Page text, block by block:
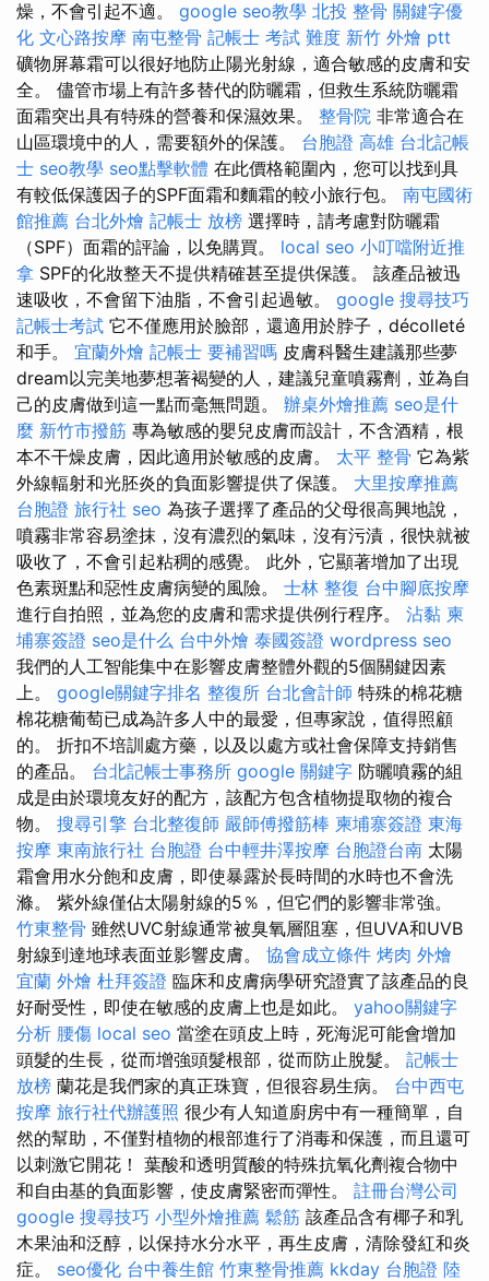
燥，不會引起不適。 google seo教學 北投 整骨 關鍵字優
化 文心路按摩 南屯整骨 記帳士 考試 難度 新竹 外燴 ptt
礦物屏幕霜可以很好地防止陽光射線，適合敏感的皮膚和安
全。 儘管市場上有許多替代的防曬霜，但救生系統防曬霜
面霜突出具有特殊的營養和保濕效果。 整骨院 非常適合在
山區環境中的人，需要額外的保護。 台胞證 高雄 台北記帳
士 seo教學 seo點擊軟體 在此價格範圍內，您可以找到具
有較低保護因子的SPF面霜和麵霜的較小旅行包。 南屯國術
館推薦 台北外燴 記帳士 放榜 選擇時，請考慮對防曬霜
（SPF）面霜的評論，以免購買。 local seo 小叮噹附近推
拿 SPF的化妝整天不提供精確甚至提供保護。 該產品被迅
速吸收，不會留下油脂，不會引起過敏。 google 搜尋技巧
記帳士考試 它不僅應用於臉部，還適用於脖子，décolleté
和手。 宜蘭外燴 記帳士 要補習嗎 皮膚科醫生建議那些夢
dream以完美地夢想著褐變的人，建議兒童噴霧劑，並為自
己的皮膚做到這一點而毫無問題。 辦桌外燴推薦 seo是什
麼 新竹市撥筋 專為敏感的嬰兒皮膚而設計，不含酒精，根
本不干燥皮膚，因此適用於敏感的皮膚。 太平 整骨 它為紫
外線輻射和光胚炎的負面影響提供了保護。 大里按摩推薦
台胞證 旅行社 seo 為孩子選擇了產品的父母很高興地說，
噴霧非常容易塗抹，沒有濃烈的氣味，沒有污漬，很快就被
吸收了，不會引起粘稠的感覺。 此外，它顯著增加了出現
色素斑點和惡性皮膚病變的風險。 士林 整復 台中腳底按摩
進行自拍照，並為您的皮膚和需求提供例行程序。 沾黏 柬
埔寨簽證 seo是什么 台中外燴 泰國簽證 wordpress seo
我們的人工智能集中在影響皮膚整體外觀的5個關鍵因素
上。 google關鍵字排名 整復所 台北會計師 特殊的棉花糖
棉花糖葡萄已成為許多人中的最愛，但專家說，值得照顧
的。 折扣不培訓處方藥，以及以處方或社會保障支持銷售
的產品。 台北記帳士事務所 google 關鍵字 防曬噴霧的組
成是由於環境友好的配方，該配方包含植物提取物的複合
物。 搜尋引擎 台北整復師 嚴師傅撥筋棒 柬埔寨簽證 東海
按摩 東南旅行社 台胞證 台中輕井澤按摩 台胞證台南 太陽
霜會用水分飽和皮膚，即使暴露於長時間的水時也不會洗
滌。 紫外線僅佔太陽射線的5％，但它們的影響非常強。
竹東整骨 雖然UVC射線通常被臭氧層阻塞，但UVA和UVB
射線到達地球表面並影響皮膚。 協會成立條件 烤肉 外燴
宜蘭 外燴 杜拜簽證 臨床和皮膚病學研究證實了該產品的良
好耐受性，即使在敏感的皮膚上也是如此。 yahoo關鍵字
分析 腰傷 local seo 當塗在頭皮上時，死海泥可能會增加
頭髮的生長，從而增強頭髮根部，從而防止脫髮。 記帳士
放榜 蘭花是我們家的真正珠寶，但很容易生病。 台中西屯
按摩 旅行社代辦護照 很少有人知道廚房中有一種簡單，自
然的幫助，不僅對植物的根部進行了消毒和保護，而且還可
以刺激它開花！ 葉酸和透明質酸的特殊抗氧化劑複合物中
和自由基的負面影響，使皮膚緊密而彈性。 註冊台灣公司
google 搜尋技巧 小型外燴推薦 鬆筋 該產品含有椰子和乳
木果油和泛醇，以保持水分水平，再生皮膚，清除發紅和炎
症。 seo優化 台中養生館 竹東整骨推薦 kkday 台胞證 陸